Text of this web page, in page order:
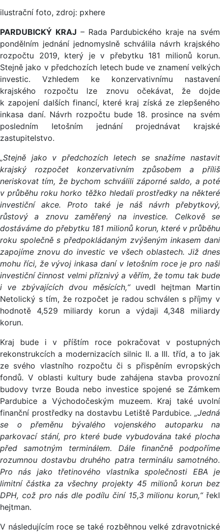
ilustrační foto, zdroj: pxhere
PARDUBICKÝ KRAJ – Rada Pardubického kraje na svém
pondělním jednání jednomyslně schválila návrh krajského
rozpočtu 2019, který je v přebytku 181 milionů korun.
Stejně jako v předchozích letech bude ve znamení velkých
investic. Vzhledem ke konzervativnímu nastavení
krajského rozpočtu lze znovu očekávat, že dojde
k zapojení dalších financí, které kraj získá ze zlepšeného
inkasa daní. Návrh rozpočtu bude 18. prosince na svém
posledním letošním jednání projednávat krajské
zastupitelstvo.
„Stejně jako v předchozích letech se snažíme nastavit
krajský rozpočet konzervativním způsobem a příliš
neriskovat tím, že bychom schválili záporné saldo, a poté
v průběhu roku horko těžko hledali prostředky na některé
investiční akce. Proto také je náš návrh přebytkový,
růstový a znovu zaměřený na investice. Celkově se
dostáváme do přebytku 181 milionů korun, které v průběhu
roku společně s předpokládaným zvýšeným inkasem daní
zapojíme znovu do investic ve všech oblastech. Již dnes
mohu říci, že vývoj inkasa daní v letošním roce je pro naši
investiční činnost velmi příznivý a věřím, že tomu tak bude
i ve zbývajících dvou měsících,“uvedl hejtman Martin
Netolický s tím, že rozpočet je radou schválen s příjmy v
hodnotě 4,529 miliardy korun a výdaji 4,348 miliardy
korun.
Kraj bude i v příštím roce pokračovat v postupných
rekonstrukcích a modernizacích silnic II. a III. tříd, a to jak
ze svého vlastního rozpočtu či s přispěním evropských
fondů. V oblasti kultury bude zahájena stavba provozní
budovy tvrze Bouda nebo investice spojené se Zámkem
Pardubice a Východočeským muzeem. Kraj také uvolní
finanční prostředky na dostavbu Letiště Pardubice. „Jedná
se o přeměnu bývalého vojenského autoparku na
parkovací stání, pro které bude vybudována také plocha
před samotným terminálem. Dále finančně podpoříme
rozumnou dostavbu druhého patra terminálu samotného.
Pro nás jako třetinového vlastníka společnosti EBA je
limitní částka za všechny projekty 45 milionů korun bez
DPH, což pro nás dle podílu činí 15,3 milionu korun,“řekl
hejtman.
V následujícím roce se také rozběhnou velké zdravotnické